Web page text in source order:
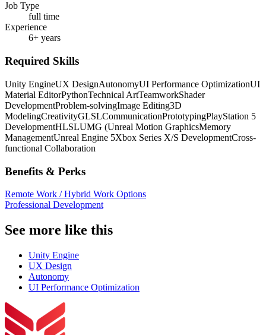
Job Type
full time
Experience
6+ years
Required Skills
Unity EngineUX DesignAutonomyUI Performance OptimizationUI
Material EditorPythonTechnical ArtTeamworkShader
DevelopmentProblem-solvingImage Editing3D
ModelingCreativityGLSLCommunicationPrototypingPlayStation 5
DevelopmentHLSLUMG (Unreal Motion GraphicsMemory
ManagementUnreal Engine 5Xbox Series X/S DevelopmentCross-
functional Collaboration
Benefits & Perks
Remote Work / Hybrid Work Options
Professional Development
See more like this
Unity Engine
UX Design
Autonomy
UI Performance Optimization